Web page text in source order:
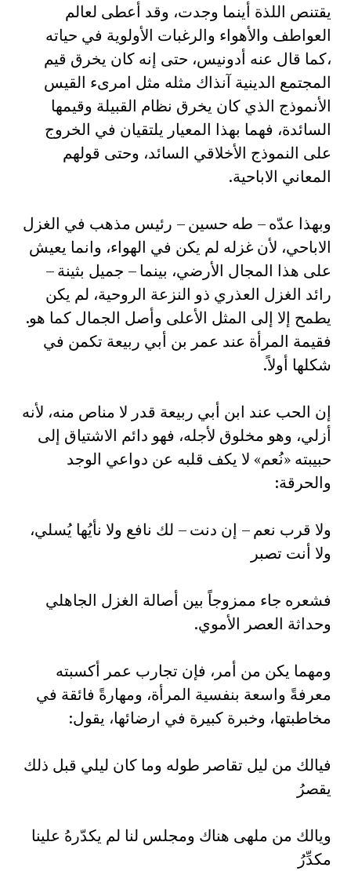
يقتنص اللذة أينما وجدت، وقد أعطى لعالم
العواطف والأهواء والرغبات الأولوية في حياته
،كما قال عنه أدونيس، حتى إنه كان يخرق قيم
المجتمع الدينية آنذاك مثله مثل امرىء القيس
الأنموذج الذي كان يخرق نظام القبيلة وقيمها
السائدة، فهما بهذا المعيار يلتقيان في الخروج
على النموذج الأخلاقي السائد، وحتى قولهم
المعاني الاباحية.‏
وبهذا عدّه – طه حسين – رئيس مذهب في الغزل
الاباحي، لأن غزله لم يكن في الهواء، وانما يعيش
على هذا المجال الأرضي، بينما – جميل بثينة –
رائد الغزل العذري ذو النزعة الروحية، لم يكن
يطمح إلا إلى المثل الأعلى وأصل الجمال كما هو.
فقيمة المرأة عند عمر بن أبي ربيعة تكمن في
شكلها أولاً.‏
إن الحب عند ابن أبي ربيعة قدر لا مناص منه، لأنه
أزلي، وهو مخلوق لأجله، فهو دائم الاشتياق إلى
حبيبته «نُعم» لا يكف قلبه عن دواعي الوجد
والحرقة:‏
ولا قرب نعم – إن دنت – لك نافع ولا نأيُها يُسلي،
ولا أنت تصبر‏
فشعره جاء ممزوجاً بين أصالة الغزل الجاهلي
وحداثة العصر الأموي.‏
ومهما يكن من أمر، فإن تجارب عمر أكسبته
معرفةً واسعة بنفسية المرأة، ومهارةً فائقة في
مخاطبتها، وخبرة كبيرة في ارضائها، يقول:‏
فيالك من ليل تقاصر طوله وما كان ليلي قبل ذلك
يقصرُ‏
ويالك من ملهى هناك ومجلس لنا لم يكدّرهُ علينا
مكدِّرُ‏